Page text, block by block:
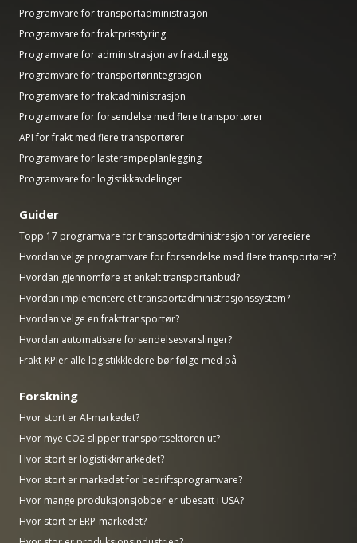
Programvare for transportadministrasjon
Programvare for fraktprisstyring
Programvare for administrasjon av frakttillegg
Programvare for transportørintegrasjon
Programvare for fraktadministrasjon
Programvare for forsendelse med flere transportører
API for frakt med flere transportører
Programvare for lasterampeplanlegging
Programvare for logistikkavdelinger
Guider
Topp 17 programvare for transportadministrasjon for vareeiere
Hvordan velge programvare for forsendelse med flere transportører?
Hvordan gjennomføre et enkelt transportanbud?
Hvordan implementere et transportadministrasjonssystem?
Hvordan velge en frakttransportør?
Hvordan automatisere forsendelsesvarslinger?
Frakt-KPIer alle logistikkledere bør følge med på
Forskning
Hvor stort er AI-markedet?
Hvor mye CO2 slipper transportsektoren ut?
Hvor stort er logistikkmarkedet?
Hvor stort er markedet for bedriftsprogramvare?
Hvor mange produksjonsjobber er ubesatt i USA?
Hvor stort er ERP-markedet?